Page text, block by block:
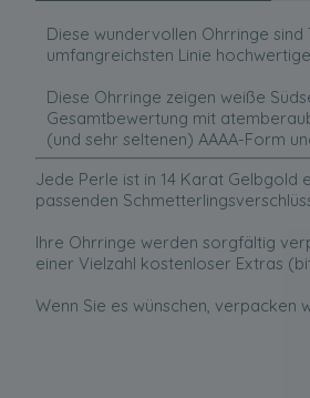
Diese wundervollen Ohrringe sind
umfangreichsten Linie
Diese Ohrringe zeigen weiße
Gesamtbewertung mit
(und sehr seltenen) AAAA-Form
Jede Perle ist in 14 Karat Gelbgold
passenden
Ihre Ohrringe werden sorgfältig
einer Vielzahl kostenloser Extras
Wenn Sie es wünschen, verpacken